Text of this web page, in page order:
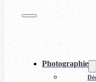
Photographie